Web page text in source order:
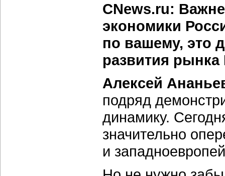
CNews.ru:
экономики
по вашему, это
развития
Алексей
подряд
динамику.
значительно
и